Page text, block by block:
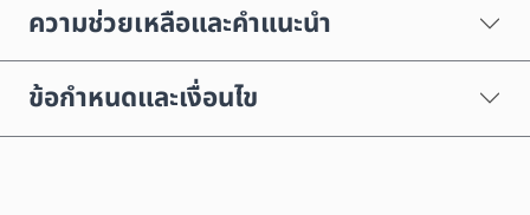
ความช่วยเหลือและคำแนะนำ
ข้อกำหนดและเงื่อนไข